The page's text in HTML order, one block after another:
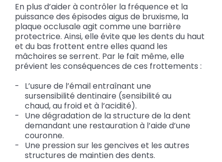
En plus d’aider à contrôler la fréquence et la
puissance des épisodes aigus de bruxisme, la
plaque occlusale agit comme une barrière
protectrice. Ainsi, elle évite que les dents du haut
et du bas frottent entre elles quand les
mâchoires se serrent. Par le fait même, elle
prévient les conséquences de ces frottements :
L’usure de l’émail entraînant une
sursensibilité dentinaire (sensibilité au
chaud, au froid et à l’acidité).
Une dégradation de la structure de la dent
demandant une restauration à l’aide d’une
couronne.
Une pression sur les gencives et les autres
structures de maintien des dents.